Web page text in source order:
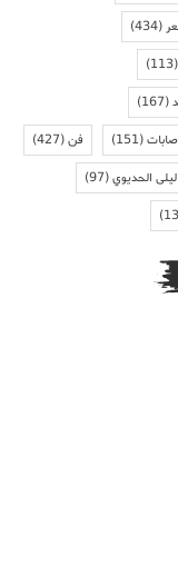
(434)
(113)
(167)
(151) فن(427)
ليلى الحديوي(97)